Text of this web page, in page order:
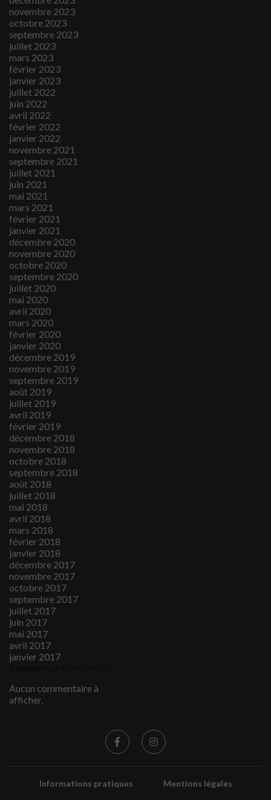
novembre 2023
octobre 2023
septembre 2023
juillet 2023
mars 2023
février 2023
janvier 2023
juillet 2022
juin 2022
avril 2022
février 2022
janvier 2022
novembre 2021
septembre 2021
juillet 2021
juin 2021
mai 2021
mars 2021
février 2021
janvier 2021
décembre 2020
novembre 2020
octobre 2020
septembre 2020
juillet 2020
mai 2020
avril 2020
mars 2020
février 2020
janvier 2020
décembre 2019
novembre 2019
septembre 2019
août 2019
juillet 2019
avril 2019
février 2019
décembre 2018
novembre 2018
octobre 2018
septembre 2018
août 2018
juillet 2018
mai 2018
avril 2018
mars 2018
février 2018
janvier 2018
décembre 2017
novembre 2017
octobre 2017
septembre 2017
juillet 2017
juin 2017
mai 2017
avril 2017
janvier 2017
Aucun commentaire à
afficher.
Informations pratiques Mentions légales